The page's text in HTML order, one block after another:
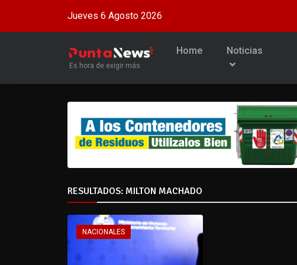
Jueves 6 Agosto 2026
Es hora de exigir más
Home Noticias
RESULTADOS: MILTON MACHADO
NACIONALES